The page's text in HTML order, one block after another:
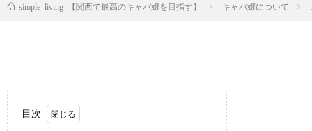
simple living 【関西で最高のキャバ嬢を目指す】 キャバ嬢について
目次